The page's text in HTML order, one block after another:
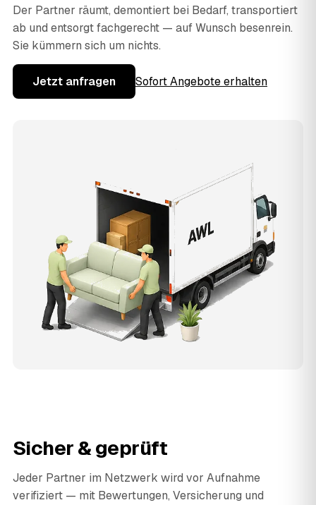
Der Partner räumt, demontiert bei Bedarf, transportiert
ab und entsorgt fachgerecht — auf Wunsch besenrein.
Sie kümmern sich um nichts.
Jetzt anfragen Sofort Angebote erhalten
Sicher & geprüft
Jeder Partner im Netzwerk wird vor Aufnahme
verifiziert — mit Bewertungen, Versicherung und